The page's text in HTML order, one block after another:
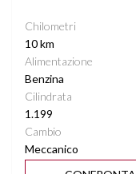
Chilometri
10 km
Alimentazione
Benzina
Cilindrata
1.199
Cambio
Meccanico